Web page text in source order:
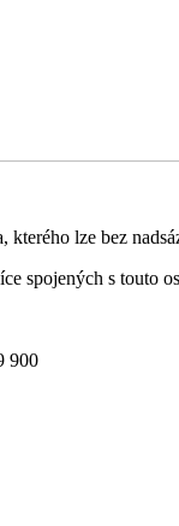
lze bez
spojených s touto
900